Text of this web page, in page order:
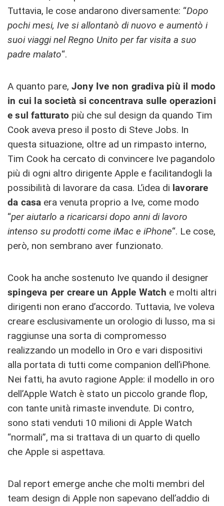
Tuttavia, le cose andarono diversamente: “Dopo
pochi mesi, Ive si allontanò di nuovo e aumentò i
suoi viaggi nel Regno Unito per far visita a suo
padre malato“.
A quanto pare, Jony Ive non gradiva più il modo
in cui la società si concentrava sulle operazioni
e sul fatturato più che sul design da quando Tim
Cook aveva preso il posto di Steve Jobs. In
questa situazione, oltre ad un rimpasto interno,
Tim Cook ha cercato di convincere Ive pagandolo
più di ogni altro dirigente Apple e facilitandogli la
possibilità di lavorare da casa. L’idea di lavorare
da casa era venuta proprio a Ive, come modo
“per aiutarlo a ricaricarsi dopo anni di lavoro
intenso su prodotti come iMac e iPhone“. Le cose,
però, non sembrano aver funzionato.
Cook ha anche sostenuto Ive quando il designer
spingeva per creare un Apple Watch e molti altri
dirigenti non erano d’accordo. Tuttavia, Ive voleva
creare esclusivamente un orologio di lusso, ma si
raggiunse una sorta di compromesso
realizzando un modello in Oro e vari dispositivi
alla portata di tutti come companion dell’iPhone.
Nei fatti, ha avuto ragione Apple: il modello in oro
dell’Apple Watch è stato un piccolo grande flop,
con tante unità rimaste invendute. Di contro,
sono stati venduti 10 milioni di Apple Watch
“normali”, ma si trattava di un quarto di quello
che Apple si aspettava.
Dal report emerge anche che molti membri del
team design di Apple non sapevano dell’addio di